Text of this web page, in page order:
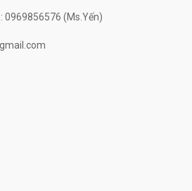
0969856576 (Ms.Yến)